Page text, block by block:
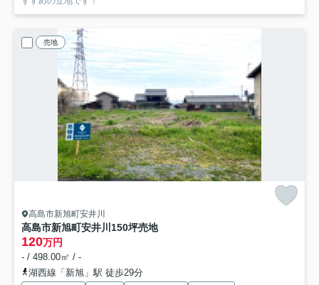
売地
高島市新旭町安井川
高島市新旭町安井川150坪売地
120万円
- / 498.00㎡ / -
湖西線「新旭」駅 徒歩29分